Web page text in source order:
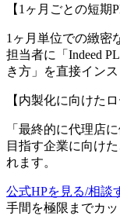
【1ヶ月ごとの短期
1ヶ月単位での緻密
担当者に「Indeed
き方」を直接イン
【内製化に向けた
「最終的に代理店
目指す企業に向け
れます。
公式HPを見る/相談
手間を極限までカッ